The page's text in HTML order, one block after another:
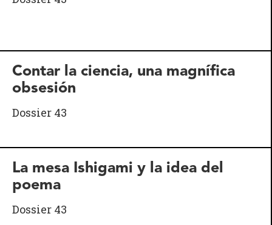
Contar la ciencia, una magnífica
obsesión
Dossier 43
La mesa Ishigami y la idea del
poema
Dossier 43